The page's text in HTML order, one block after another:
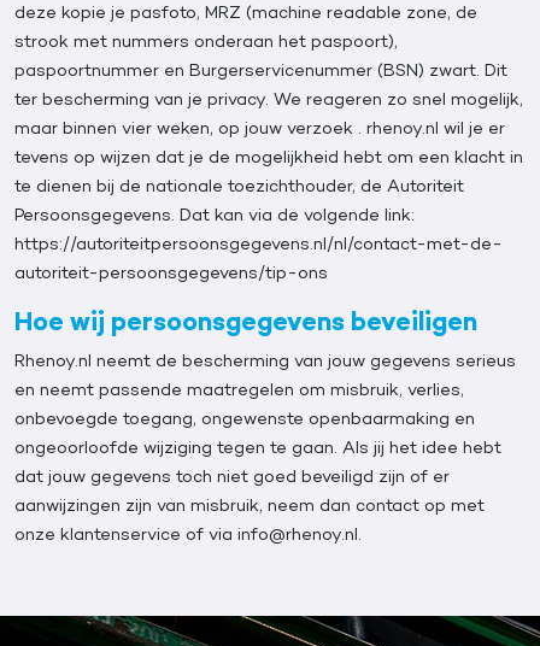
deze kopie je pasfoto, MRZ (machine readable zone, de
strook met nummers onderaan het paspoort),
paspoortnummer en Burgerservicenummer (BSN) zwart. Dit
ter bescherming van je privacy. We reageren zo snel mogelijk,
maar binnen vier weken, op jouw verzoek . rhenoy.nl wil je er
tevens op wijzen dat je de mogelijkheid hebt om een klacht in
te dienen bij de nationale toezichthouder, de Autoriteit
Persoonsgegevens. Dat kan via de volgende link:
https://autoriteitpersoonsgegevens.nl/nl/contact-met-de-
autoriteit-persoonsgegevens/tip-ons
Hoe wij persoonsgegevens beveiligen
Rhenoy.nl neemt de bescherming van jouw gegevens serieus
en neemt passende maatregelen om misbruik, verlies,
onbevoegde toegang, ongewenste openbaarmaking en
ongeoorloofde wijziging tegen te gaan. Als jij het idee hebt
dat jouw gegevens toch niet goed beveiligd zijn of er
aanwijzingen zijn van misbruik, neem dan contact op met
onze klantenservice of via info@rhenoy.nl.